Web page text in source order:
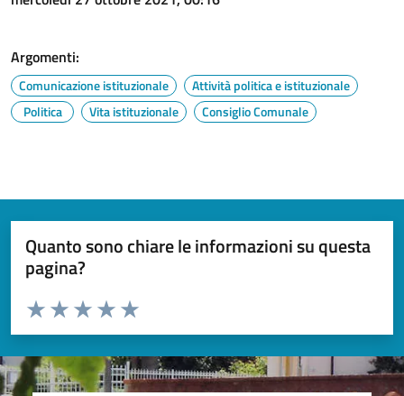
Argomenti:
Comunicazione istituzionale
Attività politica e istituzionale
Politica
Vita istituzionale Consiglio Comunale
Quanto sono chiare le informazioni su questa
pagina?
Valuta da 1 a 5 stelle la pagina
Valuta 5 stelle su 5
Valuta 4 stelle su 5
Valuta 3 stelle su 5
Valuta 2 stelle su 5
Valuta 1 stelle su 5